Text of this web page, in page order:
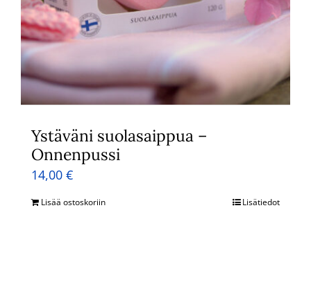
Ystäväni suolasaippua –
Onnenpussi
14,00 €
Lisää ostoskoriin Lisätiedot